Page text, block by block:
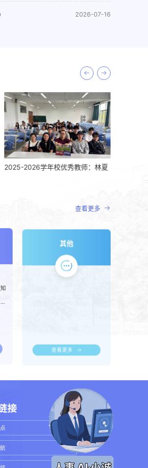
2026-07-16
优秀教师：林夏
2025-2026学年校优秀教
查看更多
其他
查看更多
接